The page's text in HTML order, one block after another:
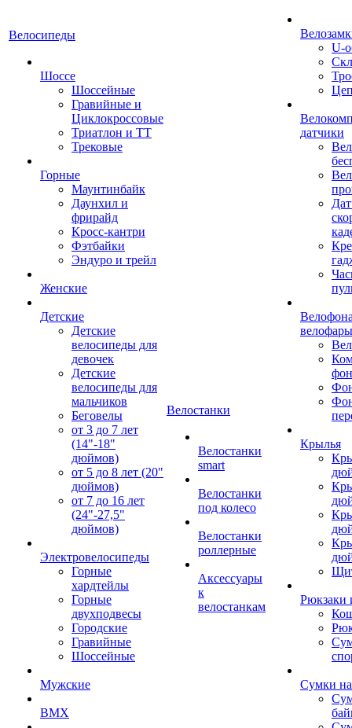
Велосипеды
Шоссе
Шоссейные
Гравийные и
Циклокроссовые
Триатлон и ТТ
Трековые
Горные
Маунтинбайк
Даунхил и
фрирайд
Кросс-кантри
Фэтбайки
Эндуро и трейл
Женские
Детские
Детские
велосипеды для
девочек
Детские
велосипеды для
мальчиков
Беговелы
от 3 до 7 лет
(14"-18"
дюймов)
от 5 до 8 лет (20"
дюймов)
от 7 до 16 лет
(24"-27,5"
дюймов)
Электровелосипеды
Горные
хардтейлы
Горные
двухподвесы
Городские
Гравийные
Шоссейные
Мужские
BMX
Велостанки
Велостанки
smart
Велостанки
под колесо
Велостанки
роллерные
Аксессуары
к
велостанкам
U-
датчики
велофары
Крылья
Рюкзаки
Сумки